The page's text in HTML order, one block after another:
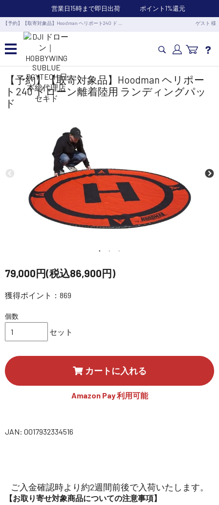
営業日15時まで即日出荷 ポイント1%還元
【予約】【取寄対象品】Hoodman ヘリポート240 ド … ゲスト 様
カメラドローン・生活家電
水中ドローン(ROV)・水中スクーター
RC・ロボット部品
講習会･国家資格･WEBセミナー
SEKIDO
コーポレートサイト
【予約】【取寄対象品】Hoodman ヘリポー
ト240 ドローン離着陸用 ランディングパッ
ド
79,000円(税込86,900円)
獲得ポイント：869
個数
セット
カートに入れる
Amazon Pay 利用可能
JAN: 0017932334516
ご入金確認時より約2週間前後で入荷いたします。
【お取り寄せ対象商品についての注意事項】